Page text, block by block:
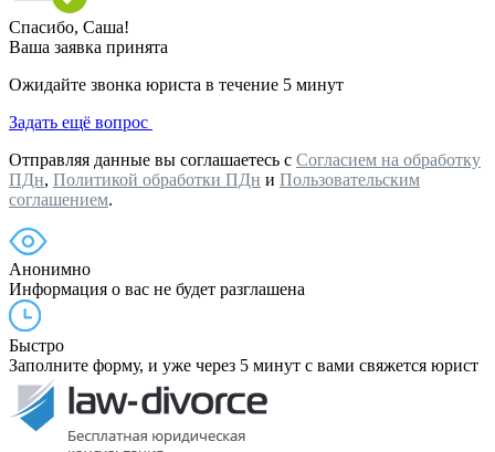
Спасибо, Саша!
Ваша заявка принята
Ожидайте звонка юриста в течение 5 минут
Задать ещё вопрос
Отправляя данные вы соглашаетесь с Согласием на обработку
ПДн, Политикой обработки ПДн и Пользовательским
соглашением.
Анонимно
Информация о вас не будет разглашена
Быстро
Заполните форму, и уже через 5 минут с вами свяжется юрист